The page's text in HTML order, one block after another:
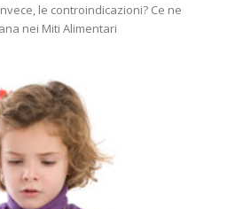
le controindicazioni? Ce ne
nei Miti Alimentari